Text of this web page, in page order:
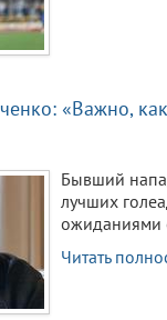
«Важно,
Бывший
лучших
ожиданиями
Читать